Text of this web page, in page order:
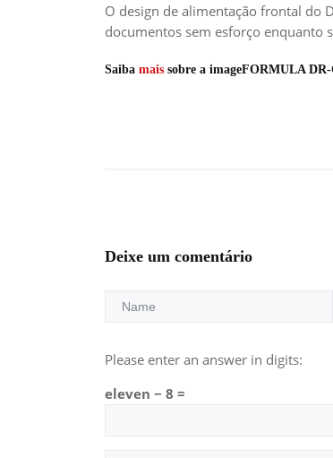
O design de alimentação frontal do
documentos sem esforço enquanto
Saiba mais sobre a imageFORMULA DR-
Deixe um comentário
Please enter an answer in digits:
eleven − 8 =